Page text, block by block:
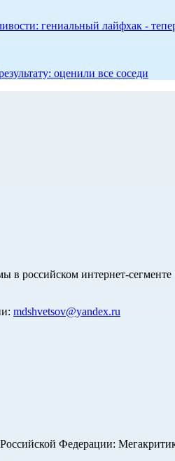
гениальный лайфхак -
оценили все соседи
в российском интернет-сегменте
mdshvetsov@yandex.ru
Федерации: